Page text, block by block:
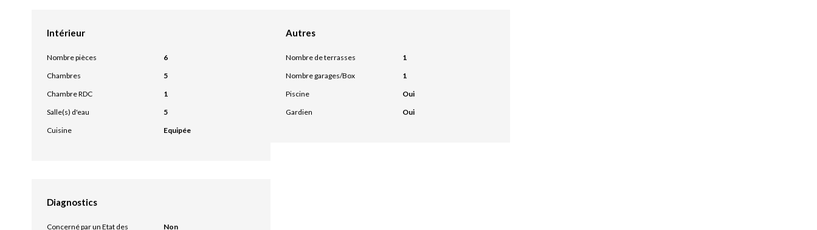
Intérieur
Nombre pièces
6
Chambres
5
Chambre RDC
1
Salle(s) d'eau
5
Cuisine
Equipée
Autres
Nombre de terrasses
1
Nombre garages/Box
1
Piscine
Oui
Gardien
Oui
Diagnostics
Concerné par un Etat des
Non